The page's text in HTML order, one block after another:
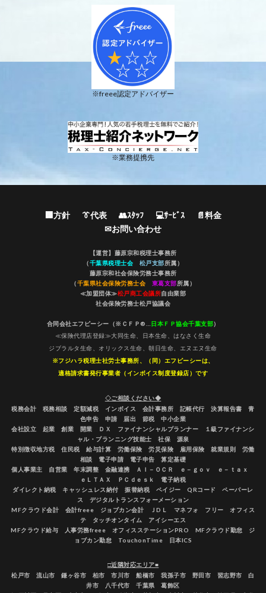
※freee認定アドバイザー
※業務提携先
🏢方針 👔代表 👥ｽﾀｯﾌ 💻ｻｰﾋﾞｽ
📄料金
✉お問い合わせ
【運営】藤原宗和税理士事務所
（千葉県税理士会 松戸支部所属）
藤原宗和社会保険労務士事務所
（千葉県社会保険労務士会 東葛支部所属）
≪加盟団体≫松戸商工会議所自由業部
社会保険労務士松戸協議会
合同会社エフピーシー（※ＣＦＰ®… 日本ＦＰ協会千葉支部）
≪保険代理店登録≫大同生命、日本生命、はなさく生命
ジブラルタ生命、オリックス生命、朝日生命、エヌエヌ生命
※フジハラ税理士社労士事務所、（同）エフピーシーは、
適格請求書発行事業者（インボイス制度登録店）です
◇ご相談ください◆
税務会計 税務相談 定額減税 インボイス 会計事務所 記帳代行 決算報告書 青
色申告 申請 届出 節税 中小企業
会社設立 起業 創業 開業 ＤＸ ファイナンシャルプランナー １級ファイナンシ
ャル・プランニング技能士 社保 源泉
特別徴収地方税 住民税 給与計算 労働保険 労災保険 雇用保険 就業規則 労働
相談 電子申請 電子申告 算定基礎
個人事業主 自営業 年末調整 金融連携 ＡＩ－ＯＣＲ ｅ－ｇｏｖ ｅ－ｔａｘ
ｅＬＴＡＸ ＰＣｄｅｓｋ 電子納税
ダイレクト納税 キャッシュレス納付 振替納税 ペイジー QRコード ペーパーレ
ス デジタルトランスフォーメーション
MFクラウド会計 会計freee ジョブカン会計 ＪDＬ マネフォ フリー オフィス
テ タッチオンタイム アイシーエス
MFクラウド給与 人事労務freee オフィスステーションPRO MFクラウド勤怠 ジ
ョブカン勤怠 TouchonTime 日本ICS
□近隣対応エリア■
松戸市 流山市 鎌ヶ谷市 柏市 市川市 船橋市 我孫子市 野田市 習志野市 白
井市 八千代市 千葉県 葛飾区